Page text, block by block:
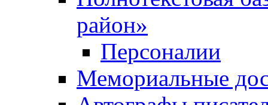
район»
Персоналии
Мемориальные